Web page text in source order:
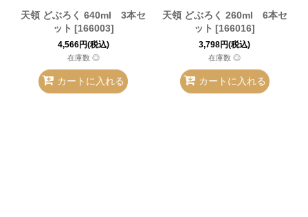
天領 どぶろく 640ml 3本セ
ット [166003]
4,566円(税込)
在庫数 ◎
カートに入れる
天領 どぶろく 260ml 6本セ
ット [166016]
3,798円(税込)
在庫数 ◎
カートに入れる